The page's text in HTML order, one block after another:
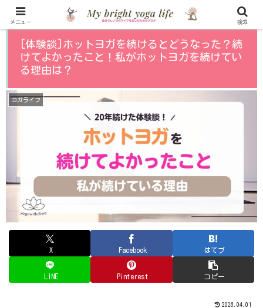
[体験談]ホットヨガを続けるとどうなった？続
けてよかったこと！私がホットヨガを続けてい
る理由は？
ヨガライフ
X Facebook はてブ
LINE Pinterest コピー
2026.04.01
メニュー 検索